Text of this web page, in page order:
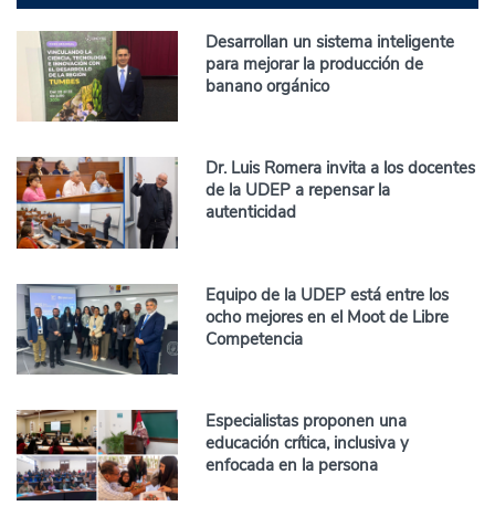
Desarrollan un sistema inteligente
para mejorar la producción de
banano orgánico
Dr. Luis Romera invita a los docentes
de la UDEP a repensar la
autenticidad
Equipo de la UDEP está entre los
ocho mejores en el Moot de Libre
Competencia
Especialistas proponen una
educación crítica, inclusiva y
enfocada en la persona